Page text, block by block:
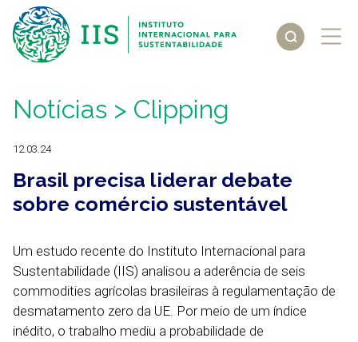
Notícias > Clipping
12.03.24
Brasil precisa liderar debate
sobre comércio sustentável
Um estudo recente do Instituto Internacional para
Sustentabilidade (IIS) analisou a aderência de seis
commodities agrícolas brasileiras à regulamentação de
desmatamento zero da UE. Por meio de um índice
inédito, o trabalho mediu a probabilidade de